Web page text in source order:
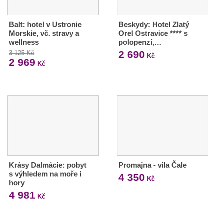
Balt: hotel v Ustronie
Morskie, vč. stravy a
wellness
3 125 Kč
2 969 Kč
Beskydy: Hotel Zlatý
Orel Ostravice **** s
polopenzí,…
2 690 Kč
Krásy Dalmácie: pobyt
s výhledem na moře i
hory
4 981 Kč
Promajna - vila Čale
4 350 Kč